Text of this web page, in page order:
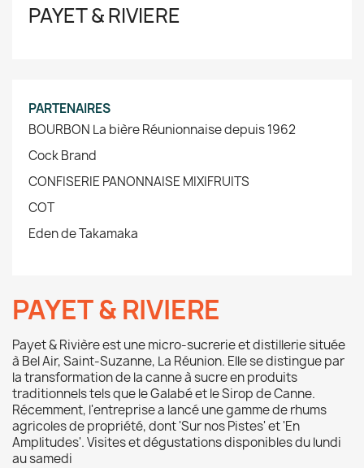
PAYET & RIVIERE
PARTENAIRES
BOURBON La bière Réunionnaise depuis 1962
Cock Brand
CONFISERIE PANONNAISE MIXIFRUITS
COT
Eden de Takamaka
PAYET & RIVIERE
Payet & Rivière est une micro-sucrerie et distillerie située
à Bel Air, Saint-Suzanne, La Réunion. Elle se distingue par
la transformation de la canne à sucre en produits
traditionnels tels que le Galabé et le Sirop de Canne.
Récemment, l'entreprise a lancé une gamme de rhums
agricoles de propriété, dont 'Sur nos Pistes' et 'En
Amplitudes'. Visites et dégustations disponibles du lundi
au samedi